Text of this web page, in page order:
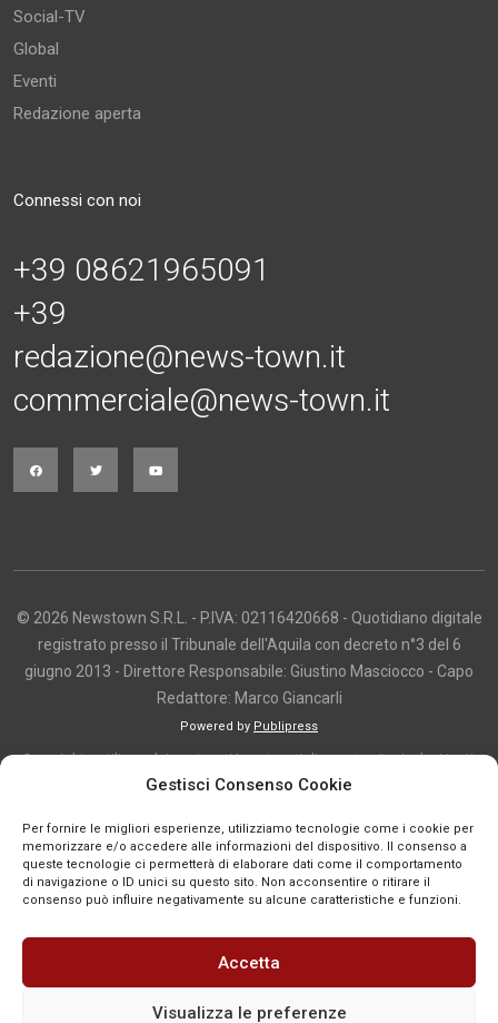
Gestisci Consenso Cookie
Per fornire le migliori esperienze, utilizziamo tecnologie come i cookie per
memorizzare e/o accedere alle informazioni del dispositivo. Il consenso a
queste tecnologie ci permetterà di elaborare dati come il comportamento
di navigazione o ID unici su questo sito. Non acconsentire o ritirare il
consenso può influire negativamente su alcune caratteristiche e funzioni.
Accetta
Visualizza le preferenze
Social-TV
Global
Eventi
Redazione aperta
Connessi con noi
+39 08621965091
+39
redazione@news-town.it
commerciale@news-town.it
© 2026 Newstown S.R.L. - P.IVA: 02116420668 - Quotidiano digitale
registrato presso il Tribunale dell'Aquila con decreto n°3 del 6
giugno 2013 - Direttore Responsabile: Giustino Masciocco - Capo
Redattore: Marco Giancarli
Powered by Publipress
articoli, immagini, fotografie, video e grafica, sono protetti da copyright e
indicazione. La riproduzione totale o parziale dei contenuti è consentita
solo previa autorizzazione o citando chiaramente la fonte, con link diretto
alla pagina originale, quando previsto. I contenuti provenienti da terze
titolari dei diritti. Se un contenuto viola diritti d’autore o norme vigenti, è